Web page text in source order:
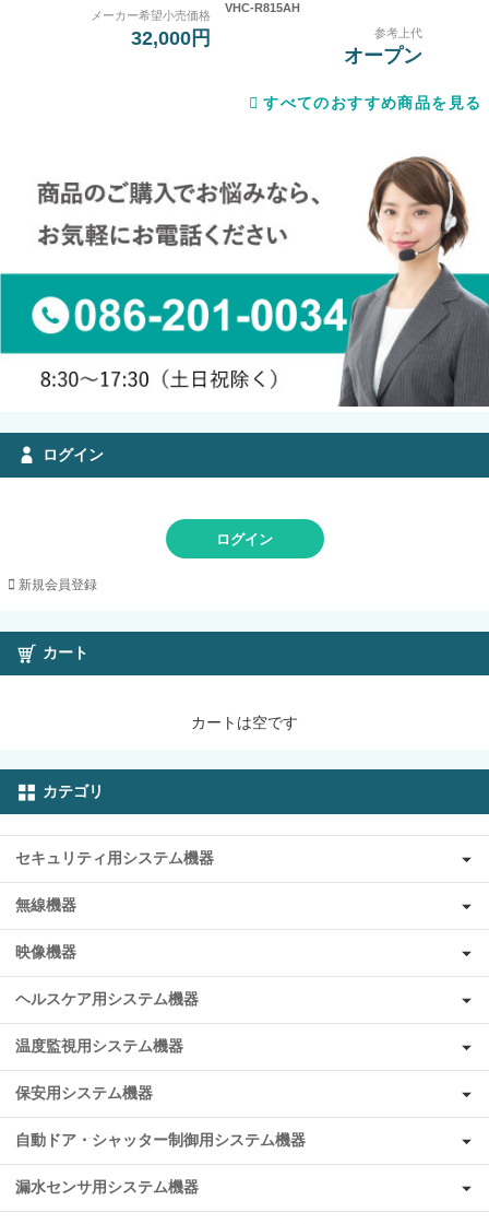
メーカー希望小売価格
32,000円
VHC-R815AH
参考上代
オープン
すべてのおすすめ商品を見る
ログイン
ログイン
新規会員登録
カート
カートは空です
カテゴリ
セキュリティ用システム機器
無線機器
映像機器
ヘルスケア用システム機器
温度監視用システム機器
保安用システム機器
自動ドア・シャッター制御用システム機器
漏水センサ用システム機器